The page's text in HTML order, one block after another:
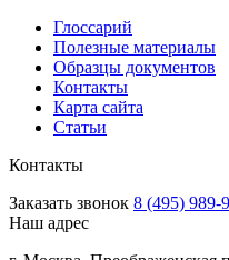
Глоссарий
Полезные материалы
Образцы документов
Контакты
Карта сайта
Статьи
Контакты
Заказать звонок 8 (495) 989-
Наш адрес